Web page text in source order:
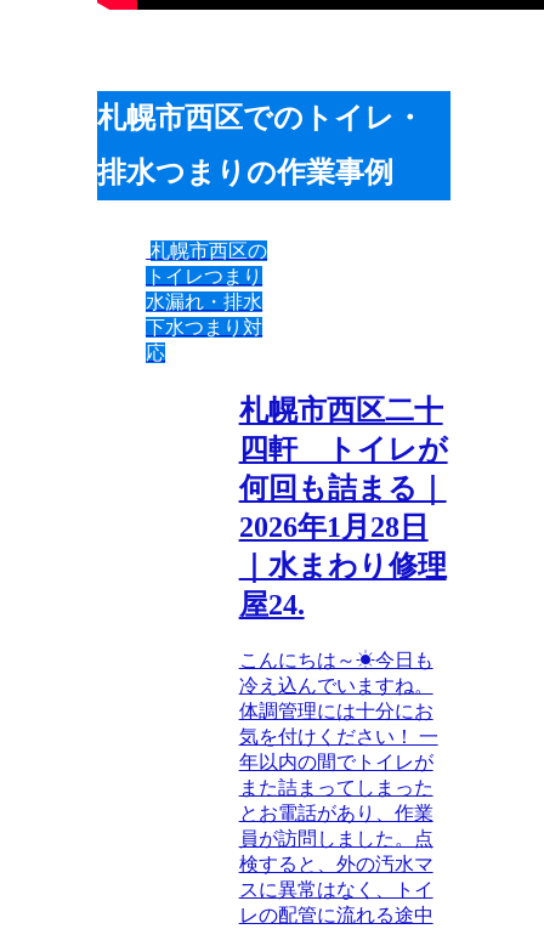
札幌市西区でのトイレ・
排水つまりの作業事例
札幌市西区の
トイレつまり
水漏れ・排水
下水つまり対
応
札幌市西区二十
四軒 トイレが
何回も詰まる｜
2026年1月28日
｜水まわり修理
屋24.
こんにちは～☀今日も
冷え込んでいますね。
体調管理には十分にお
気を付けください！ 一
年以内の間でトイレが
また詰まってしまった
とお電話があり、作業
員が訪問しました。点
検すると、外の汚水マ
スに異常はなく、トイ
レの配管に流れる途中